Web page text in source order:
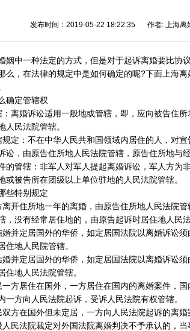
发布时间：2019-05-22 18:22:35 作者: 上海离
姻中一种法定的方式，但是对于起诉离婚要比协
么，在法律的规定中是如何确定的呢?下面上海
确定管辖权
：离婚诉讼适用一般地或管辖，即，应向被告住
人民法院管辖。
规定：不在中华人民共和国领域内居住的人，对
讼，由原告住所地人民法院管辖，原告住所地与
的管辖：非军人对军人提起离婚诉讼，军人方为
或被告所在团级以上单位驻地的人民法院管辖。
些特别规定
离开住所地一年的离婚，由原告住所地人民法院
，没有经常居住地的，由原告起诉时居住地人民法
婚并定居国外的华侨，如定居国法院以离婚诉讼
住地人民院管辖。
并定居国外的华侨，如定居国法院以离婚诉讼
住地人民法院管辖。
方居住在国外，一方居住在国内的离婚案件，
一方向人民法院起诉，受诉人民法院有权管辖。
方在国外但未定居，一方向人民法院起诉的离
民法院裁定对外国法院离婚判决不予承认的，